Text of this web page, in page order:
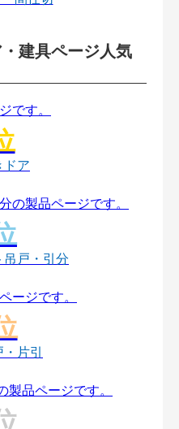
建具ページ人気
ドア
戸・引分
片引